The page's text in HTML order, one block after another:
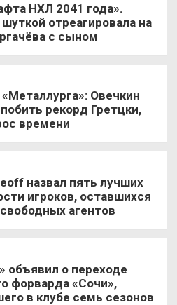
НХЛ 2041 года».
отреагировала на
с сыном
Овечкин
рекорд Гретцки,
времени
назвал пять лучших
игроков, оставшихся
агентов
объявил о переходе
форварда «Сочи»,
в клубе семь сезонов